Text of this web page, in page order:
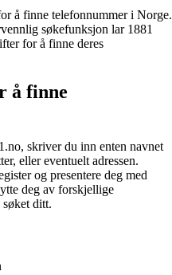
å finne telefonnummer i Norge.
søkefunksjon lar 1881
for å finne deres
å finne
skriver du inn enten navnet
eller eventuelt adressen.
og presentere deg med
deg av forskjellige
ditt.